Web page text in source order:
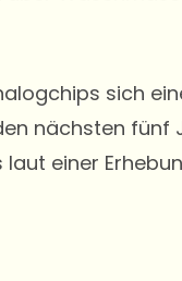
sich
nächsten fünf
laut einer